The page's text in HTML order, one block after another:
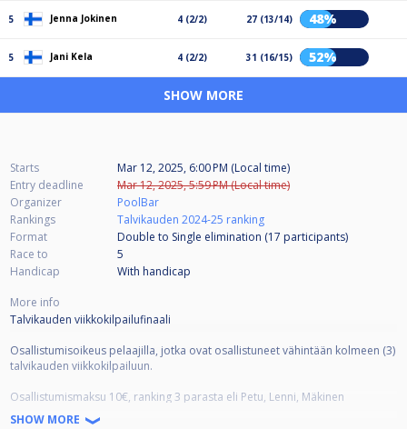
5 Jenna Jokinen 4 (2/2) 27 (13/14) 48%
5 Jani Kela 4 (2/2) 31 (16/15) 52%
SHOW MORE
Starts
Mar 12, 2025, 6:00 PM (Local time)
Entry deadline
Mar 12, 2025, 5:59 PM (Local time)
Organizer
PoolBar
Rankings
Talvikauden 2024-25 ranking
Format
Double to Single elimination (17 participants)
Race to
5
Handicap
With handicap
More info
Talvikauden viikkokilpailufinaali
Osallistumisoikeus pelaajilla, jotka ovat osallistuneet vähintään kolmeen (3)
talvikauden viikkokilpailuun.
Osallistumismaksu 10€, ranking 3 parasta eli Petu, Lenni, Mäkinen
ilmaiseksi.
SHOW MORE